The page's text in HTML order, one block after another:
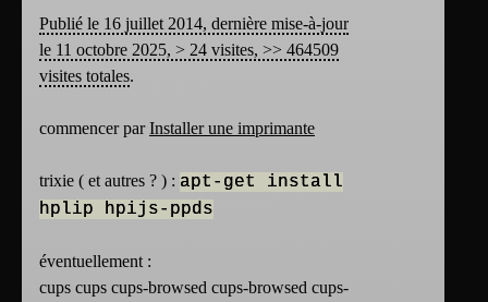
Publié le 16 juillet 2014, dernière mise-à-jour
le 11 octobre 2025, > 24 visites, >> 464509
visites totales.
commencer parInstaller une imprimante
trixie ( et autres ? ) : apt-get install
hplip hpijs-ppds
éventuellement :
cups cups cups-browsed cups-browsed cups-